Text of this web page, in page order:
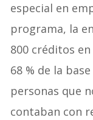
especial en
programa, la
800 créditos
68 % de la
personas que
contaban con